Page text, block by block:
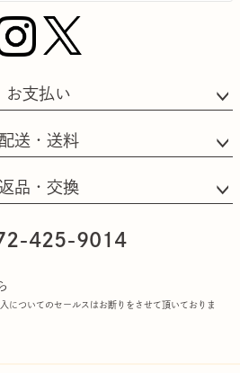
お支払い
送・送料
品・交換
425-9014
についてのセールスはお断りをさせて頂いておりま